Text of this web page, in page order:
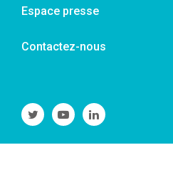
Espace presse
Contactez-nous
Suivre
l'ANSM
Twitter
Suivre
l'ANSM
Youtube
Suivre
l'ANSM
Linkedin